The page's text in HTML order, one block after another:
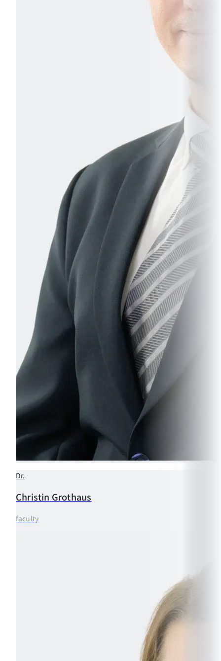
Dr.
Christin Grothaus
faculty